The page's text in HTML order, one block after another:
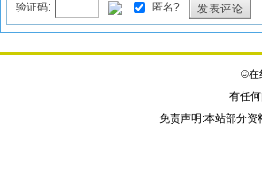
验证码: 匿名? 发表评论
©
有任
免责声明:本站部分资